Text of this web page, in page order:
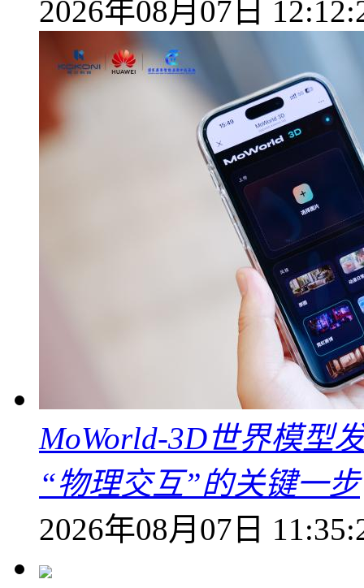
2026年08月07日
MoWorld-3D世界模型
“物理交互”的关键一步
2026年08月07日